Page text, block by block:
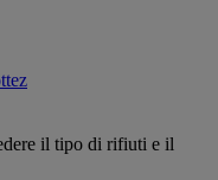
il tipo di rifiuti e il